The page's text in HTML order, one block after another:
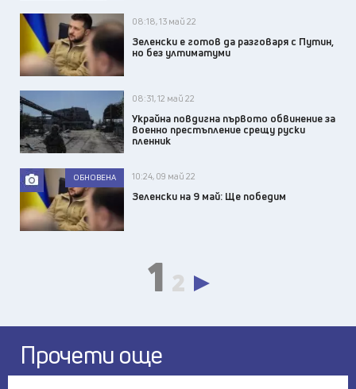
08:18, 13 май 22
Зеленски е готов да разговаря с Путин,
но без ултиматуми
08:31, 12 май 22
Украйна повдигна първото обвинение за
военно престъпление срещу руски
пленник
ОБНОВЕНА 10:24, 09 май 22
Зеленски на 9 май: Ще победим
1 2
Прочети още